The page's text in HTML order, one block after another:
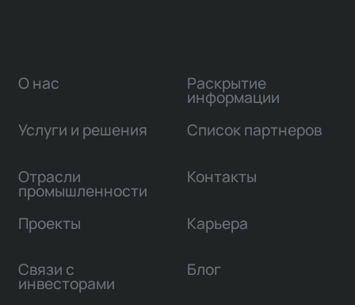
О нас
Услуги и решения
Отрасли
промышленности
Проекты
Связи с
инвесторами
Раскрытие
информации
Список партнеров
Контакты
Карьера
Блог